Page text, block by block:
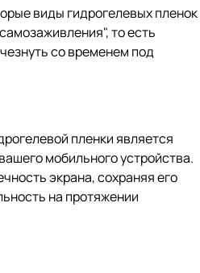
виды гидрогелевых пленок
то есть
со временем под
пленки является
мобильного устройства.
экрана, сохраняя его
на протяжении